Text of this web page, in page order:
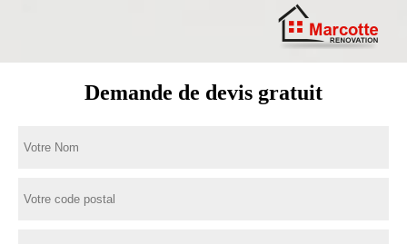
Demande de devis gratuit